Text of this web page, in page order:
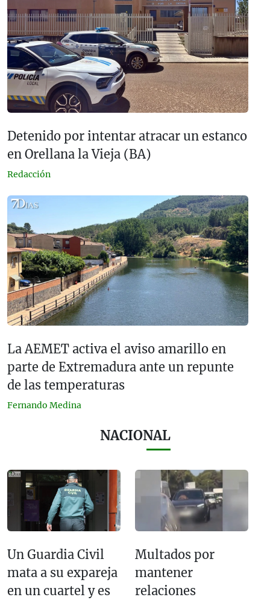
Detenido por intentar atracar un estanco
en Orellana la Vieja (BA)
Redacción
La AEMET activa el aviso amarillo en
parte de Extremadura ante un repunte
de las temperaturas
Fernando Medina
NACIONAL
Un Guardia Civil
mata a su expareja
en un cuartel y es
Multados por
mantener
relaciones